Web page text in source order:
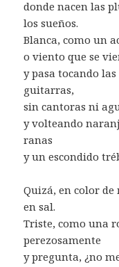
donde nacen las
los sueños.
Blanca, como un
o viento que se
y pasa tocando
guitarras,
sin cantoras ni
y volteando
ranas
y un escondido
Quizá, en color
en sal.
Triste, como una
perezosamente
y pregunta, ¿no